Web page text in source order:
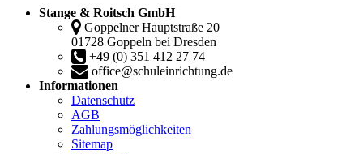
Stange & Roitsch GmbH
Goppelner Hauptstraße 20
01728 Goppeln bei Dresden
+49 (0) 351 412 27 74
office@schuleinrichtung.de
Informationen
Datenschutz
AGB
Zahlungsmöglichkeiten
Sitemap